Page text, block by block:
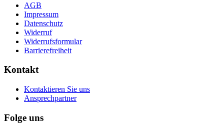
AGB
Impressum
Datenschutz
Widerruf
Widerrufsformular
Barrierefreiheit
Kontakt
Kontaktieren Sie uns
Ansprechpartner
Folge uns